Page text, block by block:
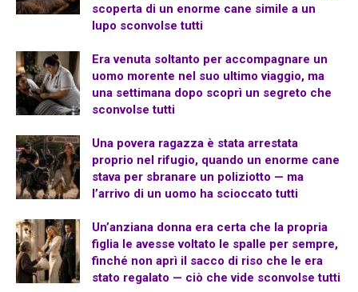
scoperta di un enorme cane simile a un
lupo sconvolse tutti
Era venuta soltanto per accompagnare un
uomo morente nel suo ultimo viaggio, ma
una settimana dopo scoprì un segreto che
sconvolse tutti
Una povera ragazza è stata arrestata
proprio nel rifugio, quando un enorme cane
stava per sbranare un poliziotto — ma
l’arrivo di un uomo ha scioccato tutti
Un’anziana donna era certa che la propria
figlia le avesse voltato le spalle per sempre,
finché non aprì il sacco di riso che le era
stato regalato — ciò che vide sconvolse tutti